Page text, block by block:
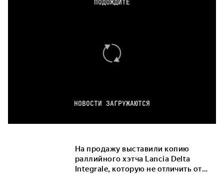
ПОДОЖДИТЕ
НОВОСТИ ЗАГРУЖАЮТСЯ
На продажу выставили копию
раллийного хэтча Lancia Delta
Integrale, которую не отличить от